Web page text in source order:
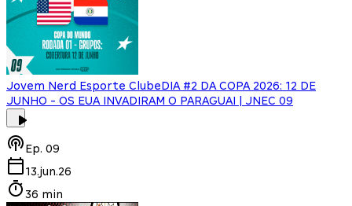
Jovem Nerd Esporte ClubeDIA #2 DA COPA 2026: 12 DE
JUNHO - OS EUA INVADIRAM O PARAGUAI | JNEC 09
Ep. 09
13.jun.26
36 min